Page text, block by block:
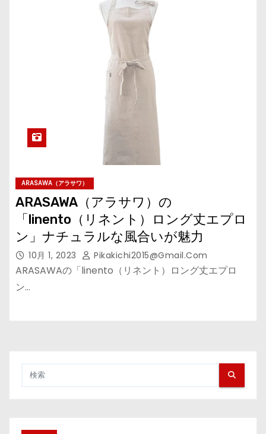
ARASAWA（アラサワ）
ARASAWA（アラサワ）の
「linento（リネント）ロング丈エプロ
ン」ナチュラルな風合いが魅力
10月 1, 2023 Pikakichi2015@gmail.com
ARASAWAの「linento（リネント）ロング丈エプロ
ン…